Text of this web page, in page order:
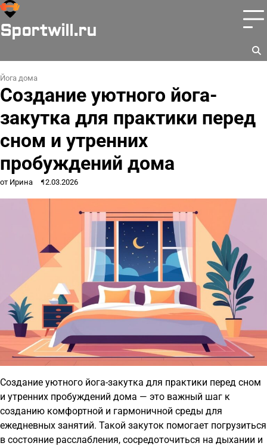
Перейти
содержимому
Sportwill.ru
Йога дома
Создание уютного йога-
закутка для практики перед
сном и утренних
пробуждений дома
от Ирина 12.03.2026
Создание уютного йога-закутка для практики перед сном
и утренних пробуждений дома — это важный шаг к
созданию комфортной и гармоничной среды для
ежедневных занятий. Такой закуток помогает погрузиться
в состояние расслабления, сосредоточиться на дыхании и